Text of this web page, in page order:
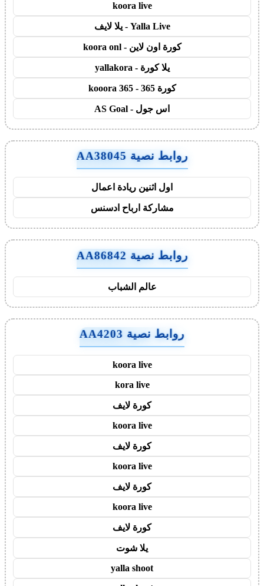
koora live
Yalla Live - يلا لايف
كورة اون لاين - koora onl
يلا كورة - yallakora
كورة 365 - kooora 365
اس جول - AS Goal
روابط نصية AA38045
اول اثنين ريادة اعمال
مشاركة ارباح ادسنس
روابط نصية AA86842
عالم الشباب
روابط نصية AA4203
koora live
kora live
كورة لايف
koora live
كورة لايف
koora live
كورة لايف
koora live
كورة لايف
يلا شوت
yalla shoot